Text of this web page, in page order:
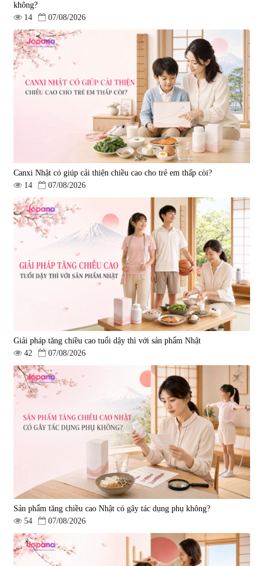
Viên uống bổ gan Ribeto Shoji
Hepaclean 60 viên
690.000 đ
Viên uống hỗ trợ cải thiện thoát
vị đĩa đệm Kyoto Has 30 viên
|14.560
1.600.000 đ
Viên uống hỗ trợ giấc ngủ Fujina
Sleepy Nhật Bản 80 viên
580.000 đ
điều trị đột quỵ Biken Kinase
Gold 60 viên
0
1.570.000 đ
không?
14
07/08/2026
Canxi Nhật có giúp cải thiện chiều cao cho trẻ em thấp còi?
14
07/08/2026
Giải pháp tăng chiều cao tuổi dậy thì với sản phẩm Nhật
42
07/08/2026
Sản phẩm tăng chiều cao Nhật có gây tác dụng phụ không?
54
07/08/2026